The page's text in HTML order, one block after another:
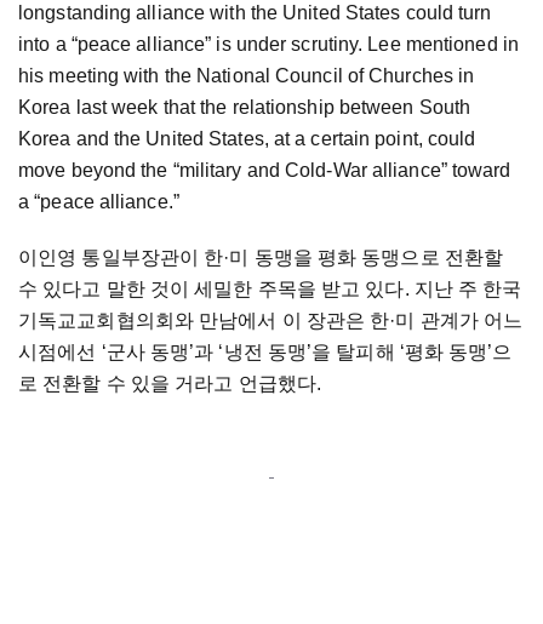
longstanding alliance with the United States could turn
into a “peace alliance” is under scrutiny. Lee mentioned in
his meeting with the National Council of Churches in
Korea last week that the relationship between South
Korea and the United States, at a certain point, could
move beyond the “military and Cold-War alliance” toward
a “peace alliance.”
이인영 통일부장관이 한·미 동맹을 평화 동맹으로 전환할
수 있다고 말한 것이 세밀한 주목을 받고 있다. 지난 주 한국
기독교교회협의회와 만남에서 이 장관은 한·미 관계가 어느
시점에선 ‘군사 동맹’과 ‘냉전 동맹’을 탈피해 ‘평화 동맹’으
로 전환할 수 있을 거라고 언급했다.